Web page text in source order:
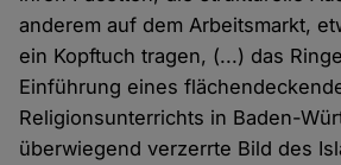
anderem auf dem Arbeitsmarkt,
ein Kopftuch tragen, (...) das
Einführung eines
Religionsunterrichts in Baden-
überwiegend verzerrte Bild des